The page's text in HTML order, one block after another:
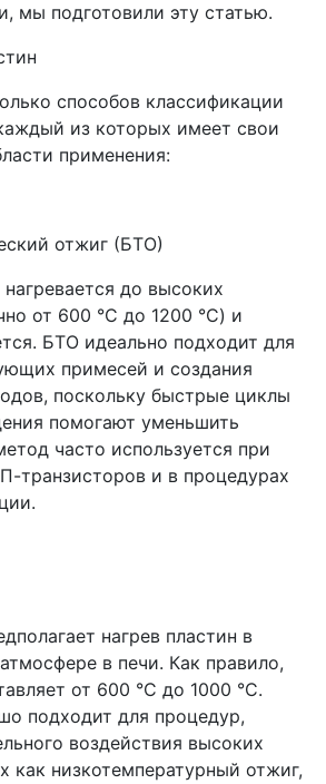
мы подготовили эту статью.
способов классификации
из которых имеет свои
применения:
отжиг (БТО)
до высоких
от 600 °C до 1200 °C) и
БТО идеально подходит для
примесей и создания
поскольку быстрые циклы
помогают уменьшить
часто используется при
транзисторов и в процедурах
нагрев пластин в
в печи. Как правило,
от 600 °C до 1000 °C.
подходит для процедур,
воздействия высоких
как низкотемпературный отжиг,